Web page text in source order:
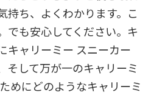
持ち、よくわかります。こ
でも安心してください。キ
キャリーミー スニーカー
そして万が一のキャリーミ
めにどのようなキャリーミ